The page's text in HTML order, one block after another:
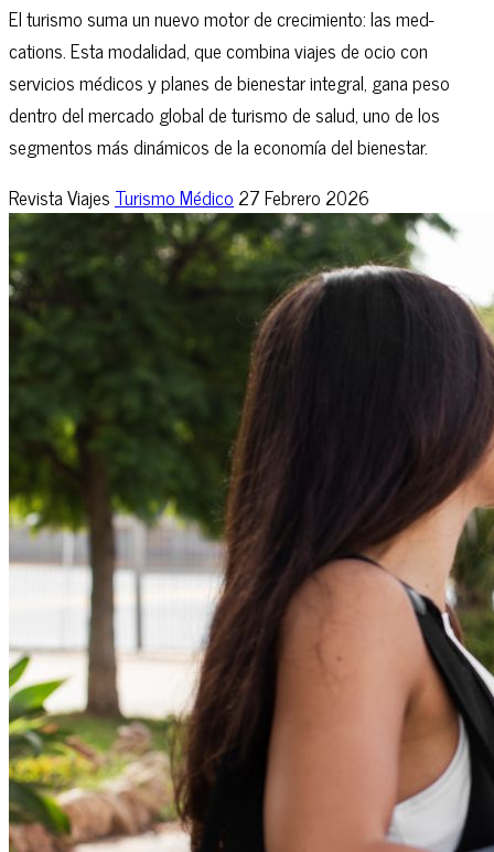
El turismo suma un nuevo motor de crecimiento: las med-
cations. Esta modalidad, que combina viajes de ocio con
servicios médicos y planes de bienestar integral, gana peso
dentro del mercado global de turismo de salud, uno de los
segmentos más dinámicos de la economía del bienestar.
Revista Viajes Turismo Médico 27 Febrero 2026